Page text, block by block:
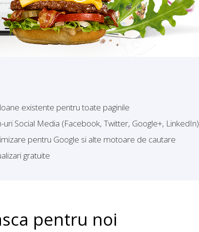
existente pentru toate paginile
uri Social Media (Facebook, Twitter, Google+, LinkedIn)
pentru Google si alte motoare de cautare
gratuite
pentru noi